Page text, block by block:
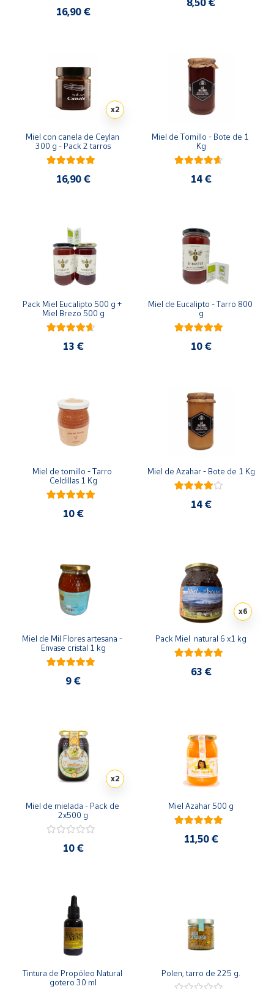
16,90 €
x2
Miel con canela de Ceylan
300 g - Pack 2 tarros
16,90 €
Miel de Tomillo - Bote de 1
Kg
14 €
Pack Miel Eucalipto 500 g +
Miel Brezo 500 g
13 €
Miel de Eucalipto - Tarro 800
g
10 €
Miel de tomillo - Tarro
Celdillas 1 Kg
10 €
Miel de Azahar - Bote de 1 Kg
14 €
Miel de Mil Flores artesana -
Envase cristal 1 kg
9 €
x6
Pack Miel  natural 6 x1 kg
63 €
x2
Miel de mielada - Pack de
2x500 g
10 €
Miel Azahar 500 g
11,50 €
Tintura de Propóleo Natural
gotero 30 ml
Polen, tarro de 225 g.